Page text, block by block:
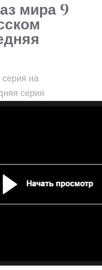
мира 9
на
серия